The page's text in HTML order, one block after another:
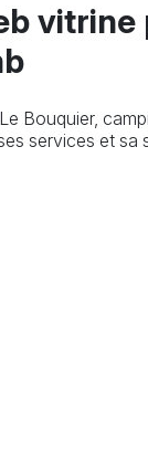
vitrine
Bouquier,
services et sa